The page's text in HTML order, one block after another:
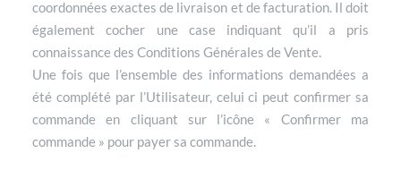
coordonnées exactes de livraison et de facturation. Il doit
également cocher une case indiquant qu’il a pris
connaissance des Conditions Générales de Vente.
Une fois que l’ensemble des informations demandées a
été complété par l’Utilisateur, celui ci peut confirmer sa
commande en cliquant sur l’icône « Confirmer ma
commande » pour payer sa commande.